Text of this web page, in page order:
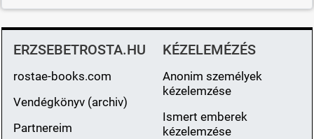
ERZSEBETROSTA.HU
rostae-books.com
Vendégkönyv (archiv)
Partnereim
KÉZELEMÉZÉS
Anonim személyek
kézelemzése
Ismert emberek
kézelemzése